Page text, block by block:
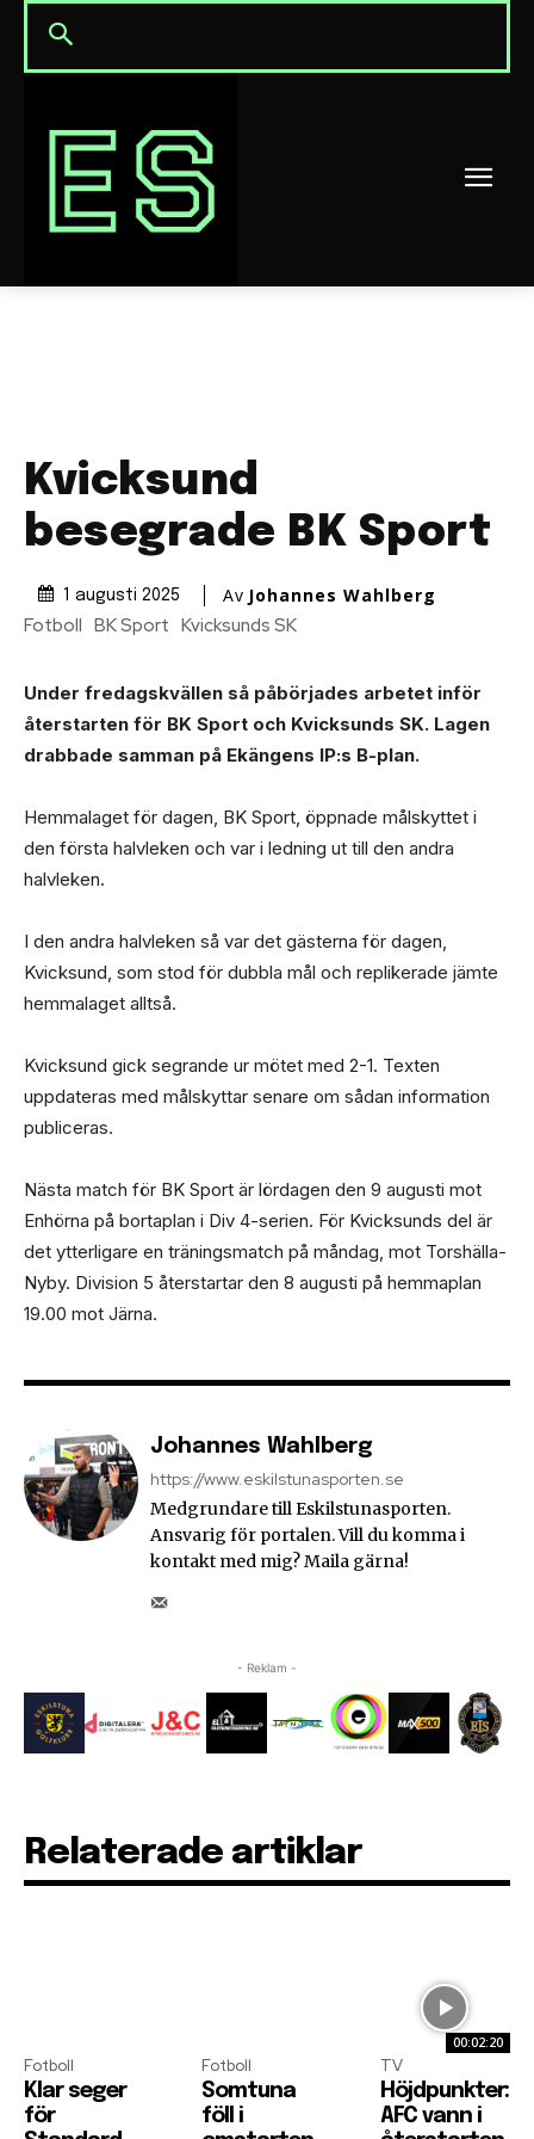
Kvicksund
besegrade BK Sport
1 augusti 2025 Av Johannes Wahlberg
Fotboll BK Sport Kvicksunds SK
Under fredagskvällen så påbörjades arbetet inför
återstarten för BK Sport och Kvicksunds SK. Lagen
drabbade samman på Ekängens IP:s B-plan.
Hemmalaget för dagen, BK Sport, öppnade målskyttet i
den första halvleken och var i ledning ut till den andra
halvleken.
I den andra halvleken så var det gästerna för dagen,
Kvicksund, som stod för dubbla mål och replikerade jämte
hemmalaget alltså.
Kvicksund gick segrande ur mötet med 2-1. Texten
uppdateras med målskyttar senare om sådan information
publiceras.
Nästa match för BK Sport är lördagen den 9 augusti mot
Enhörna på bortaplan i Div 4-serien. För Kvicksunds del är
det ytterligare en träningsmatch på måndag, mot Torshälla-
Nyby. Division 5 återstartar den 8 augusti på hemmaplan
19.00 mot Järna.
Johannes Wahlberg
https://www.eskilstunasporten.se
Medgrundare till Eskilstunasporten.
Ansvarig för portalen. Vill du komma i
kontakt med mig? Maila gärna!
- Reklam -
Relaterade artiklar
Fotboll
Klar seger
för
Fotboll
Somtuna
föll i
00:02:20
TV
Höjdpunkter:
AFC vann i